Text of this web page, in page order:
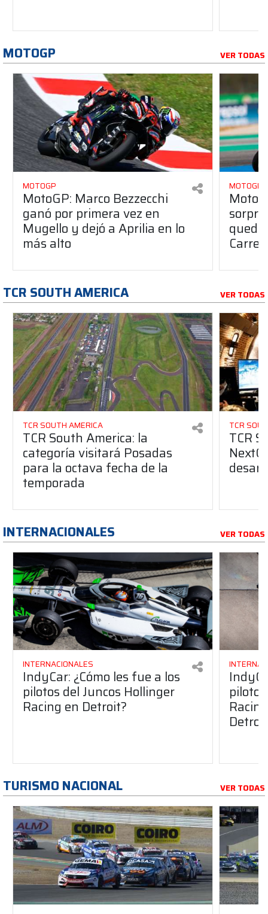
MOTOGP VER TODAS
MOTOGP
MotoGP: Marco Bezzecchi
ganó por primera vez en
Mugello y dejó a Aprilia en lo
más alto
MOTOGP
TCR SOUTH AMERICA VER TODAS
TCR SOUTH AMERICA
TCR South America: la
categoría visitará Posadas
para la octava fecha de la
temporada
TCR
TCR
INTERNACIONALES VER TODAS
INTERNACIONALES
IndyCar: ¿Cómo les fue a los
pilotos del Juncos Hollinger
Racing en Detroit?
TURISMO NACIONAL VER TODAS